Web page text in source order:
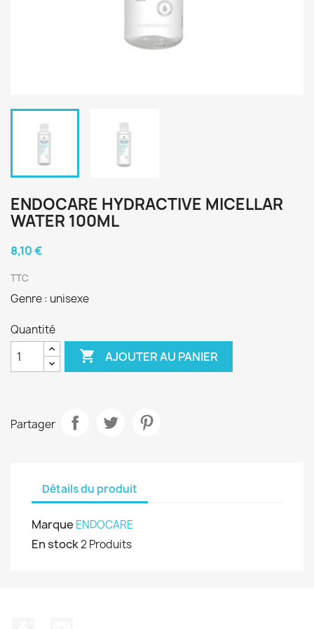
ENDOCARE HYDRACTIVE MICELLAR
WATER 100ML
8,10 €
TTC
Genre : unisexe
Quantité
 AJOUTER AU PANIER
Partager
Détails du produit
Marque ENDOCARE
En stock2 Produits